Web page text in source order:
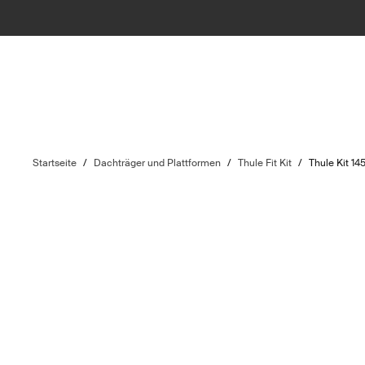
Startseite / Dachträger und Plattformen / Thule Fit Kit / Thule Kit